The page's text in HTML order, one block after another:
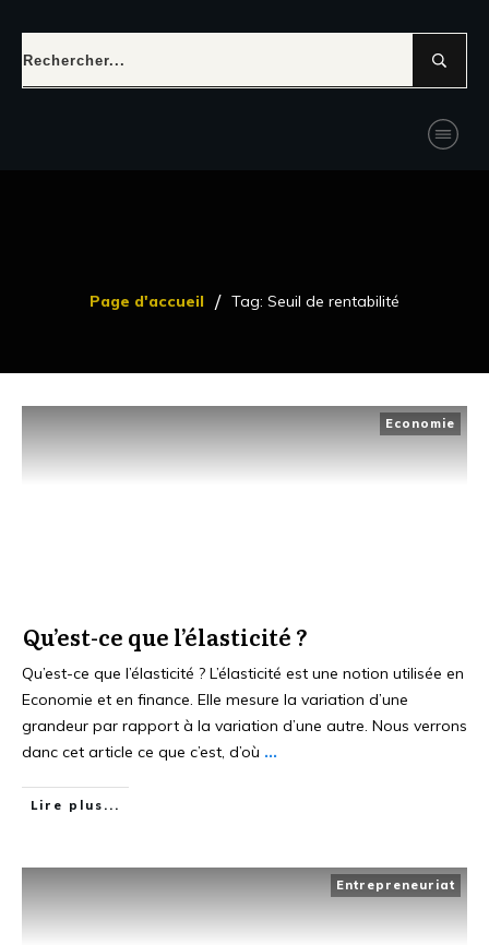
Page d'accueil / Tag: Seuil de rentabilité
Economie
Qu’est-ce que l’élasticité ?
Qu’est-ce que l’élasticité ? L’élasticité est une notion utilisée en
Economie et en finance. Elle mesure la variation d’une
grandeur par rapport à la variation d’une autre. Nous verrons
danc cet article ce que c’est, d’où ...
Lire plus...
Entrepreneuriat